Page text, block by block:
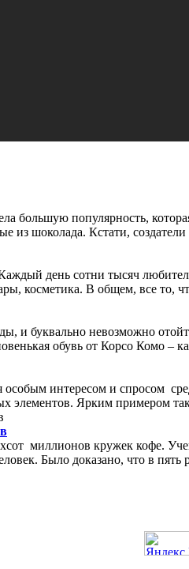
большую популярность,
шоколада. Кстати,
день сотни тысяч
косметика. В общем, все то,
и буквально невозможно
обувь от Корсо Комо –
интересом и спросом
элементов. Ярким примером
миллионов кружек кофе.
Было доказано, что в пять